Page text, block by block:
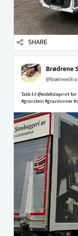
SHARE
Brødrene
Takk til @eidefolieprint
#gravstein #gravminner